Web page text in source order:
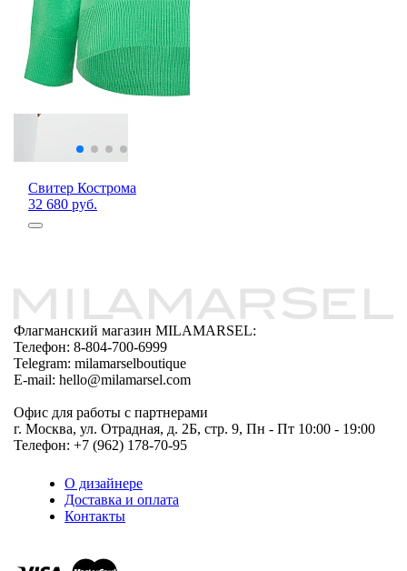
Свитер Кострома
32 680 руб.
Флагманский магазин MILAMARSEL:
Телефон: 8-804-700-6999
Telegram: milamarselboutique
E-mail: hello@milamarsel.com
Офис для работы с партнерами
г. Москва, ул. Отрадная, д. 2Б, стр. 9, Пн - Пт 10:00 - 19:00
Телефон: +7 (962) 178-70-95
О дизайнере
Доставка и оплата
Контакты